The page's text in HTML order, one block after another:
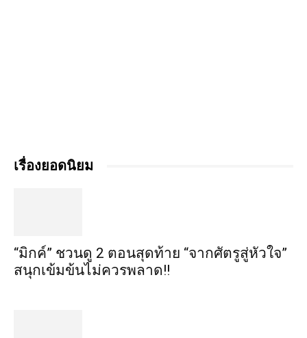
เรื่องยอดนิยม
“มิกค์” ชวนดู 2 ตอนสุดท้าย “จากศัตรูสู่หัวใจ”
สนุกเข้มข้นไม่ควรพลาด!!